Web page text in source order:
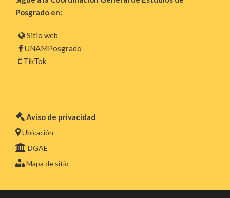
Posgrado en:
Sitio web
UNAMPosgrado
TikTok
Aviso de privacidad
Ubicación
DGAE
Mapa de sitio